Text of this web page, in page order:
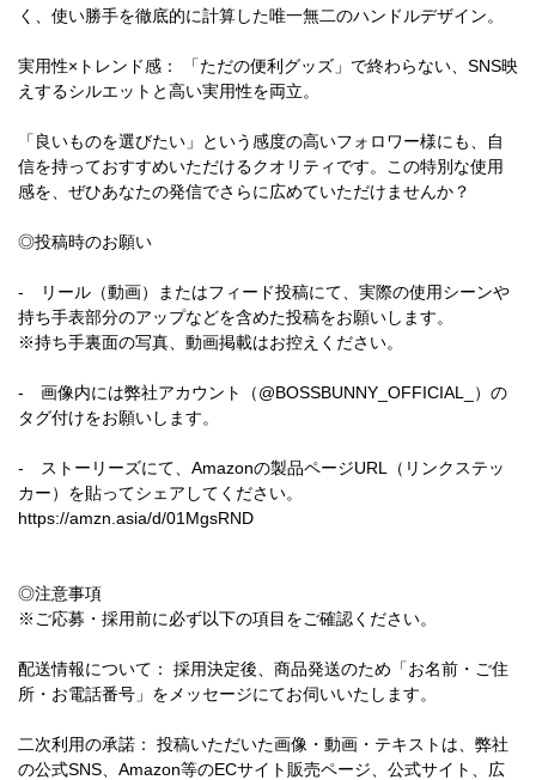
く、使い勝手を徹底的に計算した唯一無二のハンドルデザイン。
実用性×トレンド感： 「ただの便利グッズ」で終わらない、SNS映
えするシルエットと高い実用性を両立。
「良いものを選びたい」という感度の高いフォロワー様にも、自
信を持っておすすめいただけるクオリティです。この特別な使用
感を、ぜひあなたの発信でさらに広めていただけませんか？
◎投稿時のお願い
- リール（動画）またはフィード投稿にて、実際の使用シーンや
持ち手表部分のアップなどを含めた投稿をお願いします。
※持ち手裏面の写真、動画掲載はお控えください。
- 画像内には弊社アカウント（@BOSSBUNNY_OFFICIAL_）の
タグ付けをお願いします。
- ストーリーズにて、Amazonの製品ページURL（リンクステッ
カー）を貼ってシェアしてください。
https://amzn.asia/d/01MgsRND
◎注意事項
※ご応募・採用前に必ず以下の項目をご確認ください。
配送情報について： 採用決定後、商品発送のため「お名前・ご住
所・お電話番号」をメッセージにてお伺いいたします。
二次利用の承諾： 投稿いただいた画像・動画・テキストは、弊社
の公式SNS、Amazon等のECサイト販売ページ、公式サイト、広